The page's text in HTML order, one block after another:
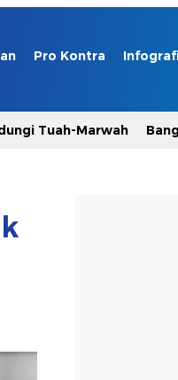
Pro Kontra
Tuah-Marwah